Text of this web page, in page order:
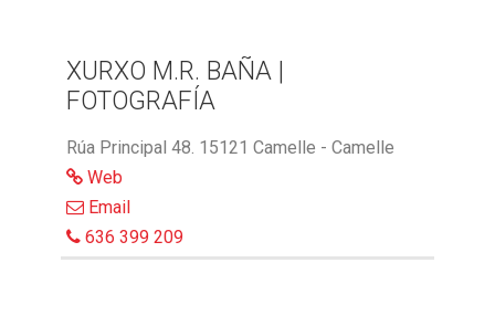
XURXO M.R. BAÑA |
FOTOGRAFÍA
Rúa Principal 48. 15121 Camelle - Camelle
Web
Email
636 399 209